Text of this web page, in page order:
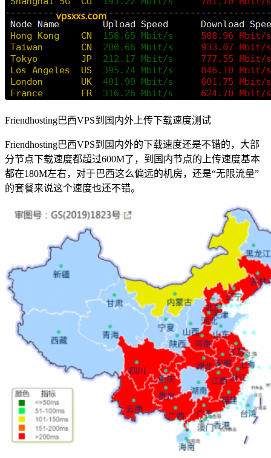
Friendhosting巴西VPS到国内外上传下载速度测试
Friendhosting巴西VPS到国内外的下载速度还是不错的，大部
分节点下载速度都超过600M了，到国内节点的上传速度基本
都在180M左右，对于巴西这么偏远的机房，还是“无限流量”
的套餐来说这个速度也还不错。